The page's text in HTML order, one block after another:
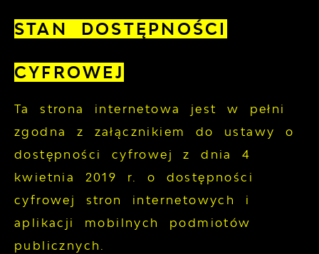
STAN DOSTĘPNOŚCI
CYFROWEJ
Ta strona internetowa jest w pełni
zgodna z załącznikiem do ustawy o
dostępności cyfrowej z dnia 4
kwietnia 2019 r. o dostępności
cyfrowej stron internetowych i
aplikacji mobilnych podmiotów
publicznych.